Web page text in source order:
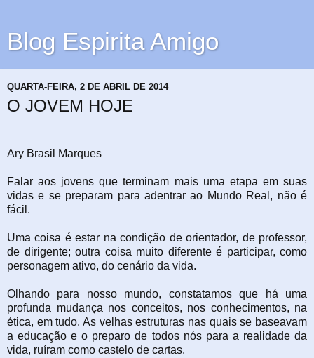
Blog Espirita Amigo
QUARTA-FEIRA, 2 DE ABRIL DE 2014
O JOVEM HOJE
Ary Brasil Marques
Falar aos jovens que terminam mais uma etapa em suas
vidas e se preparam para adentrar ao Mundo Real, não é
fácil.
Uma coisa é estar na condição de orientador, de professor,
de dirigente; outra coisa muito diferente é participar, como
personagem ativo, do cenário da vida.
Olhando para nosso mundo, constatamos que há uma
profunda mudança nos conceitos, nos conhecimentos, na
ética, em tudo. As velhas estruturas nas quais se baseavam
a educação e o preparo de todos nós para a realidade da
vida, ruíram como castelo de cartas.